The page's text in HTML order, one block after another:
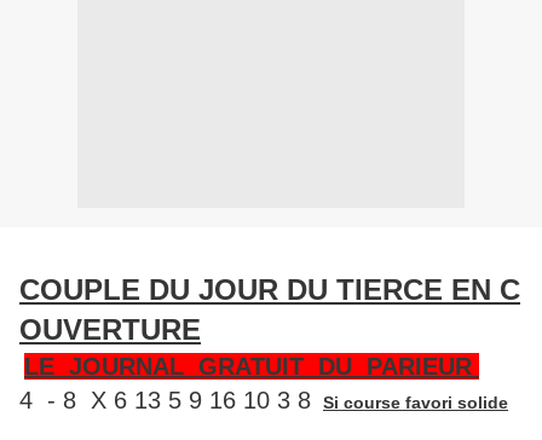
COUPLE DU JOUR DU TIERCE EN C
OUVERTURE
LE JOURNAL GRATUIT DU PARIEUR
4 - 8 X 6 13 5 9 16 10 3 8
Si course favori solide